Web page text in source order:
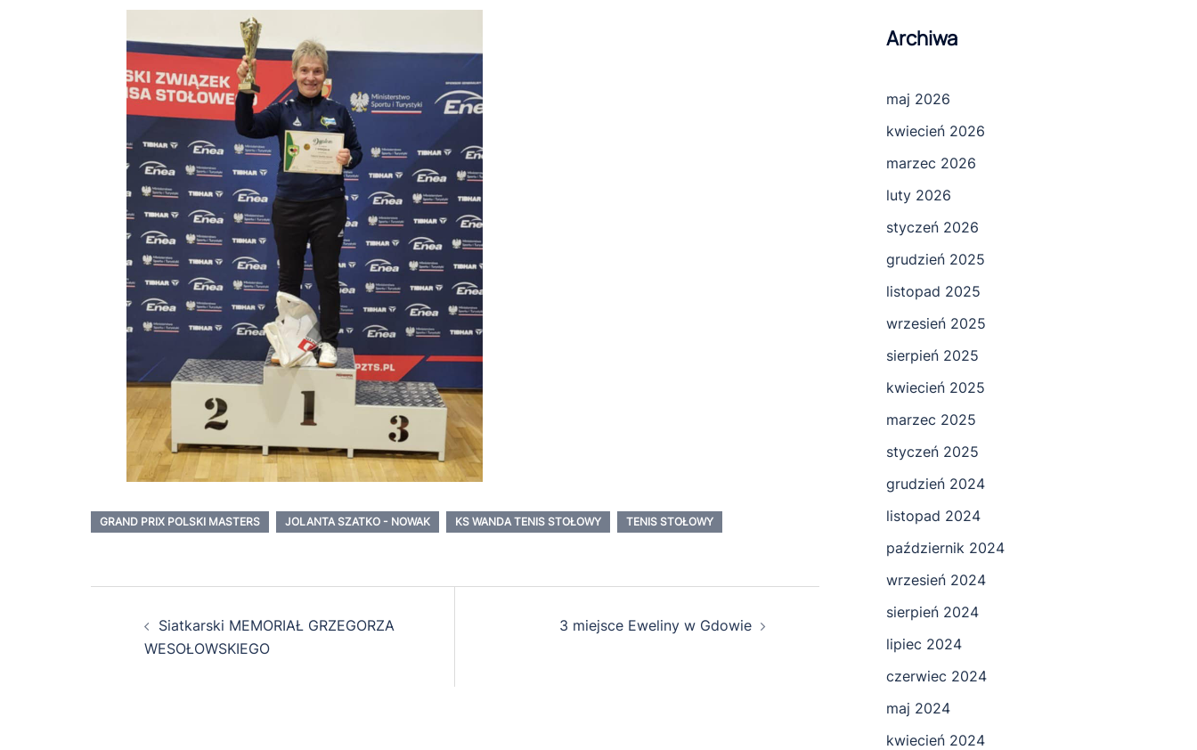
GRAND PRIX POLSKI MASTERS JOLANTA SZATKO - NOWAK KS WANDA TENIS STOŁOWY TENIS STOŁOWY
Zobacz
wpisy
Siatkarski MEMORIAŁ GRZEGORZA
WESOŁOWSKIEGO
3 miejsce Eweliny w Gdowie
Archiwa
maj 2026
kwiecień 2026
marzec 2026
luty 2026
styczeń 2026
grudzień 2025
listopad 2025
wrzesień 2025
sierpień 2025
kwiecień 2025
marzec 2025
styczeń 2025
grudzień 2024
listopad 2024
październik 2024
wrzesień 2024
sierpień 2024
lipiec 2024
czerwiec 2024
maj 2024
kwiecień 2024